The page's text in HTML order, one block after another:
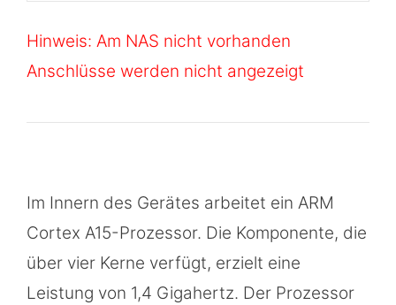
Hinweis: Am NAS nicht vorhanden
Anschlüsse werden nicht angezeigt
Im Innern des Gerätes arbeitet ein ARM
Cortex A15-Prozessor. Die Komponente, die
über vier Kerne verfügt, erzielt eine
Leistung von 1,4 Gigahertz. Der Prozessor